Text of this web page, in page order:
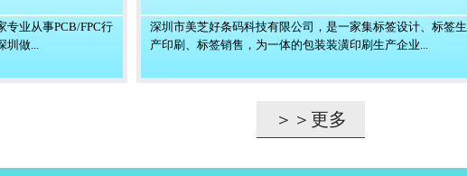
专业从事PCB/FPC行
圳做...
深圳市美芝好条码科技有限公司，是一家集标签设计、标签生
产印刷、标签销售，为一体的包装装潢印刷生产企业...
＞＞更多